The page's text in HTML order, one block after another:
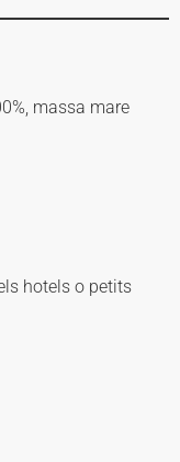
massa mare
hotels o petits